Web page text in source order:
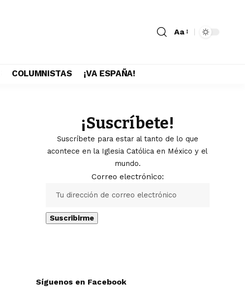
Aa
COLUMNISTAS ¡VA ESPAÑA!
¡Suscríbete!
Suscríbete para estar al tanto de lo que
acontece en la Iglesia Católica en México y el
mundo.
Correo electrónico:
Síguenos en Facebook